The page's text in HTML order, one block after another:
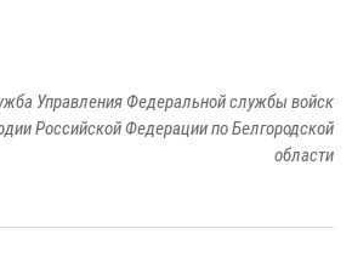
Управления Федеральной службы войск
Российской Федерации по Белгородской
области